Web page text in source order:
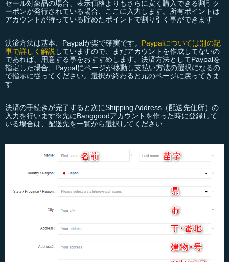
セール対象品の場合、表示価格よりもさらに安く購入できる割引ク
ーポンが発行されている場合、ここに入力します。所有ポイントは
アカウントが持っている貯めたポイントで割り引く事ができます
決済方法は基本、Paypalが楽で確実です。
Paypalについては別の記
事で詳しく解説 していますので、まだアカウントを作成してないの
であれば、用意する事をおすすめします。決済方法としてPaypalを
指定した場合、Paypalにページが移動し支払い方法の選択になるの
で指示に従ってください。選択が終わると元のページに戻ってきま
す
決済の手続きが完了すると次にShipping Address（配送先住所）の
入力を行います※先にBanggoodアカウントを作った時に登録して
いる場合は、配送先を一覧から選択してください